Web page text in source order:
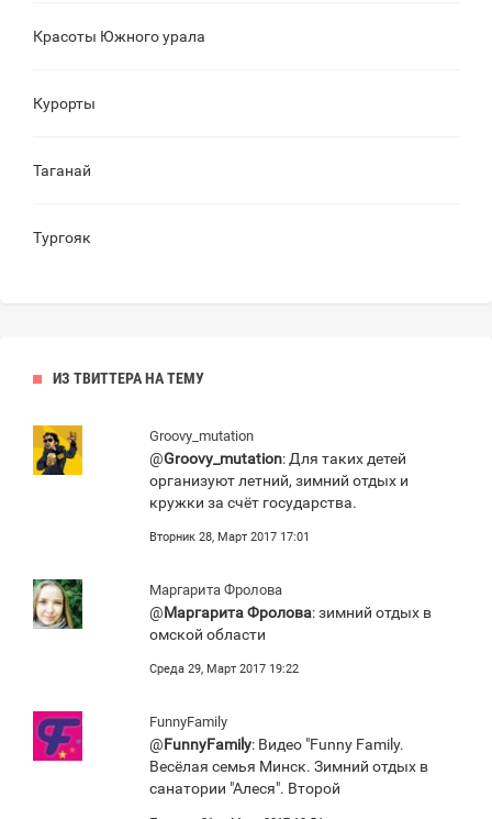
Красоты Южного урала
Курорты
Таганай
Тургояк
ИЗ ТВИТТЕРА НА ТЕМУ
Groovy_mutation
@Groovy_mutation: Для таких детей
организуют летний, зимний отдых и
кружки за счёт государства.
Вторник 28, Март 2017 17:01
Маргарита Фролова
@Маргарита Фролова: зимний отдых в
омской области
Среда 29, Март 2017 19:22
FunnyFamily
@FunnyFamily: Видео "Funny Family.
Весёлая семья Минск. Зимний отдых в
санатории "Алеся". Второй